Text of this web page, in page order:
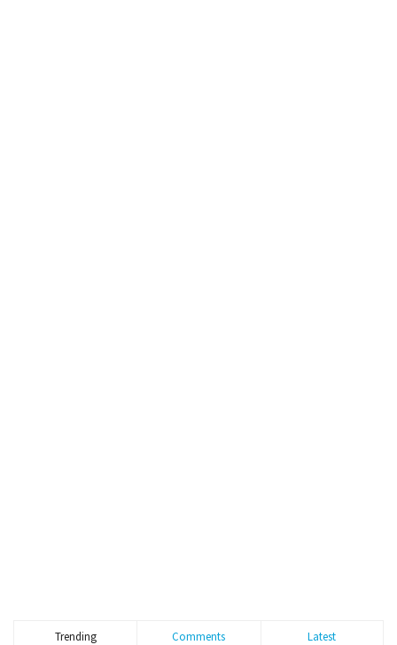
Trending Comments Latest